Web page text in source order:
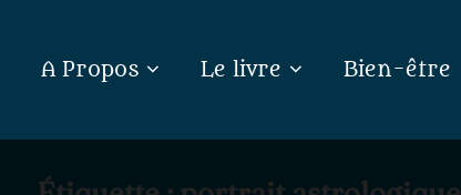
A Propos Le livre Bien-être